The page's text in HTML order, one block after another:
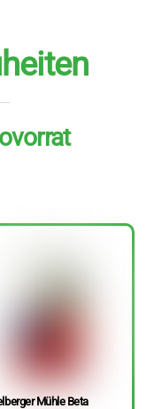
Mühle Beta